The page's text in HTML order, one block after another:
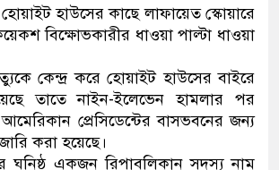
হাউসের কাছে লাফায়েত স্কোয়ারে
বিক্ষোভকারীর ধাওয়া পাল্টা ধাওয়া
কেন্দ্র করে হোয়াইট হাউসের বাইরে
তাতে নাইন-ইলেভেন হামলার পর
প্রেসিডেন্টের বাসভবনের জন্য
করা হয়েছে।
ঘনিষ্ঠ একজন রিপাবলিকান সদস্য নাম